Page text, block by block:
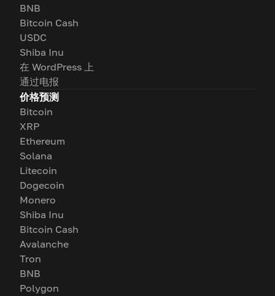
BNB
Bitcoin Cash
USDC
Shiba Inu
在 WordPress 上
通过电报
价格预测
Bitcoin
XRP
Ethereum
Solana
Litecoin
Dogecoin
Monero
Shiba Inu
Bitcoin Cash
Avalanche
Tron
BNB
Polygon